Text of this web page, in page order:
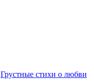
Грустные стихи о любви